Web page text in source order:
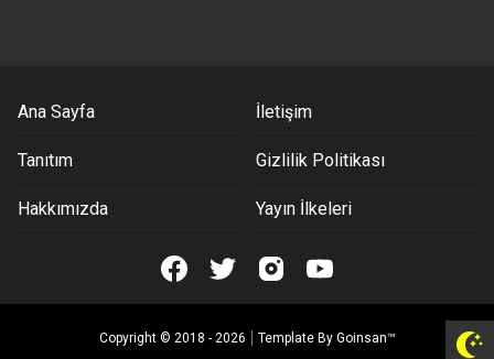
Ana Sayfa İletişim
Tanıtım Gizlilik Politikası
Hakkımızda Yayın İlkeleri
Copyright © 2018 - 2026 Template By Goinsan™